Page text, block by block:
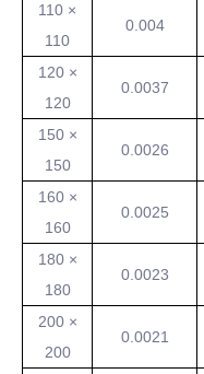
110 ×
110
0.004
120 ×
120
0.0037
150 ×
150
0.0026
160 ×
160
0.0025
180 ×
180
0.0023
200 ×
200
0.0021